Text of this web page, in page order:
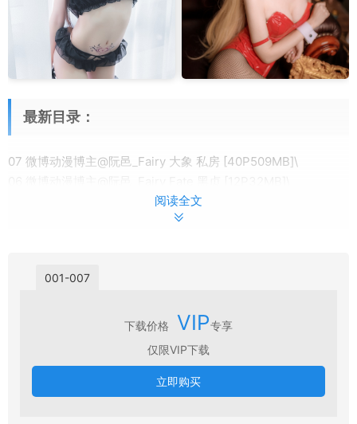
最新目录：
07 微博动漫博主@阮邑_Fairy 大象 私房 [40P509MB]\
05 微博动漫博主@阮邑_Fairy 英梨梨兔女郎 [21P217MB]\
04 微博动漫博主@阮邑_Fairy 绑带和武士 [41P401MB]\
01 微博动漫博主@阮邑_Fairy 微博及其它套图33套
阅读全文
001-007
下载价格 VIP专享
仅限VIP下载
立即购买